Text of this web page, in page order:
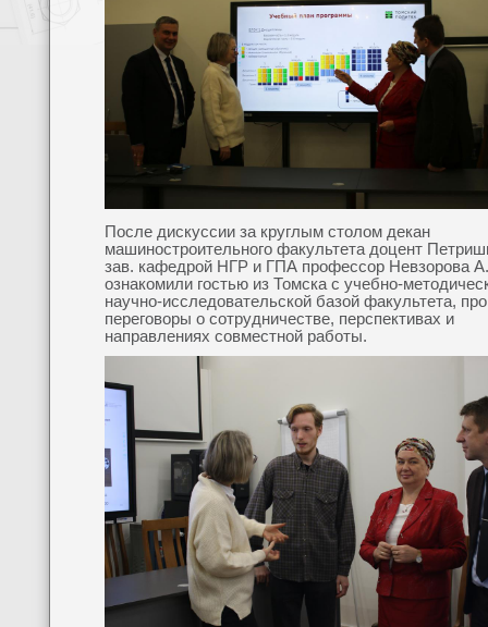
После дискуссии за круглым столом декан
машиностроительного факультета доцент
зав. кафедрой НГР и ГПА профессор Невзорова
ознакомили гостью из Томска с учебно-
научно-исследовательской базой факультета,
переговоры о сотрудничестве, перспективах и
направлениях совместной работы.